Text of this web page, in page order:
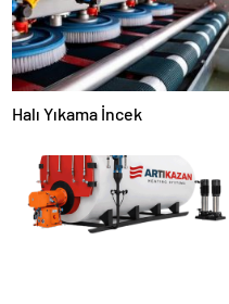
Halı Yıkama İncek